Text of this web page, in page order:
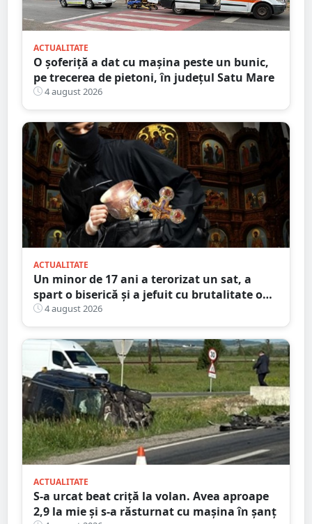
ACTUALITATE
O șoferiță a dat cu mașina peste un bunic,
pe trecerea de pietoni, în județul Satu Mare
4 august 2026
ACTUALITATE
Un minor de 17 ani a terorizat un sat, a
spart o biserică și a jefuit cu brutalitate o
bătrână de 80 de ani
4 august 2026
ACTUALITATE
S-a urcat beat criță la volan. Avea aproape
2,9 la mie și s-a răsturnat cu mașina în șanț